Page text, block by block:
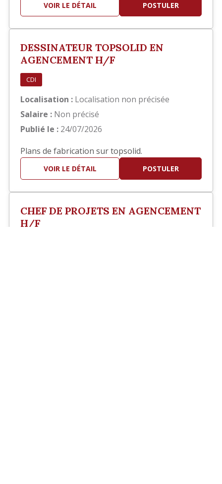
VOIR LE DÉTAIL POSTULER
DESSINATEUR TOPSOLID EN
AGENCEMENT H/F
CDI
Localisation : Localisation non précisée
Salaire : Non précisé
Publié le : 24/07/2026
Plans de fabrication sur topsolid.
VOIR LE DÉTAIL POSTULER
CHEF DE PROJETS EN AGENCEMENT
H/F